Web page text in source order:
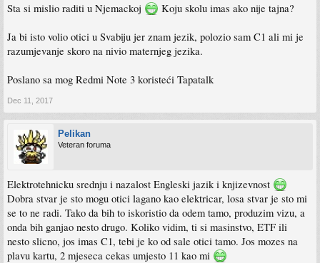
Sta si mislio raditi u Njemackoj Koju skolu imas ako nije tajna?
Ja bi isto volio otici u Svabiju jer znam jezik, polozio sam C1 ali mi je
razumjevanje skoro na nivio maternjeg jezika.
Poslano sa mog Redmi Note 3 koristeći Tapatalk
Dec 11, 2017
Pelikan
Veteran foruma
Elektrotehnicku srednju i nazalost Engleski jazik i knjizevnost
Dobra stvar je sto mogu otici lagano kao elektricar, losa stvar je sto mi
se to ne radi. Tako da bih to iskoristio da odem tamo, produzim vizu, a
onda bih ganjao nesto drugo. Koliko vidim, ti si masinstvo, ETF ili
nesto slicno, jos imas C1, tebi je ko od sale otici tamo. Jos mozes na
plavu kartu, 2 mjeseca cekas umjesto 11 kao mi